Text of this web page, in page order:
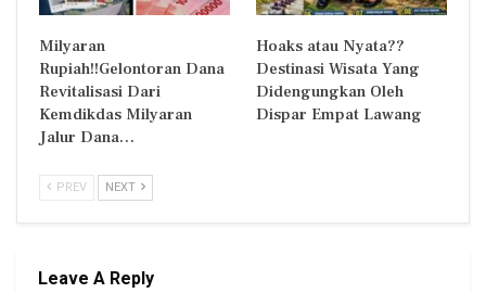
Milyaran
Rupiah!!Gelontoran Dana
Revitalisasi Dari
Kemdikdas Milyaran
Jalur Dana…
Hoaks atau Nyata??
Destinasi Wisata Yang
Didengungkan Oleh
Dispar Empat Lawang
PREV NEXT
Leave A Reply